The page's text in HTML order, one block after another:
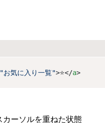
"お気に入り一覧">⭐️</a>